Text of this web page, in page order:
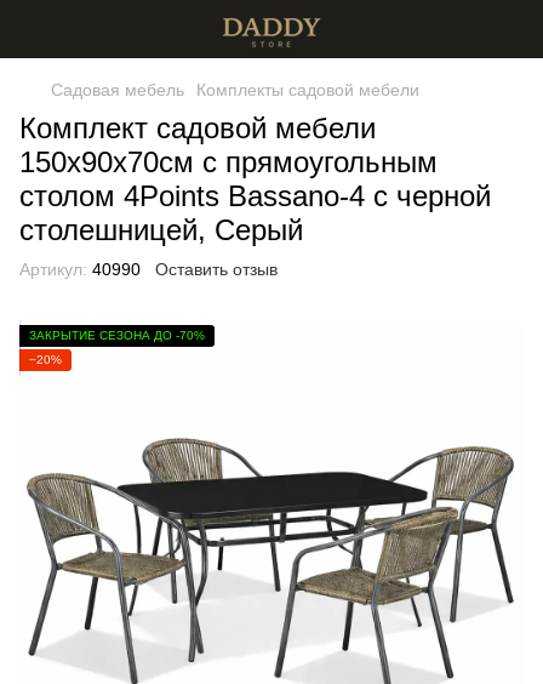
Садовая мебель Комплекты садовой мебели
Комплект садовой мебели
150х90х70см с прямоугольным
столом 4Points Bassano-4 с черной
столешницей, Серый
Артикул: 40990 Оставить отзыв
ЗАКРЫТИЕ СЕЗОНА ДО -70%
−20%